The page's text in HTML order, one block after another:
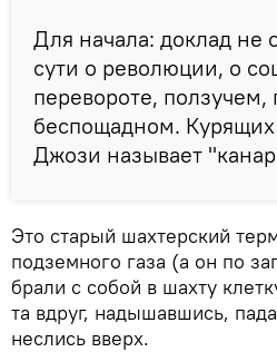
Для начала: доклад не
сути о революции, о
перевороте, ползучем,
беспощадном. Курящих
Джози называет
Это старый шахтерский
подземного газа (а он по
брали с собой в шахту
та вдруг, надышавшись,
неслись вверх.